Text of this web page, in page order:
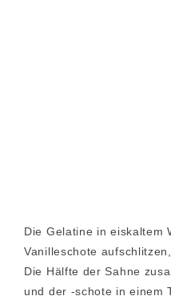
Die Gelatine in eiskaltem
Vanilleschote
Die Hälfte der Sahne
und der -schote in einem